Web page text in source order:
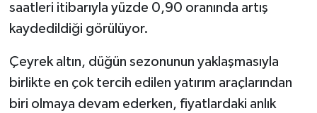
saatleri itibarıyla yüzde 0,90 oranında artış
kaydedildiği görülüyor.
Çeyrek altın, düğün sezonunun yaklaşmasıyla
birlikte en çok tercih edilen yatırım araçlarından
biri olmaya devam ederken, fiyatlardaki anlık